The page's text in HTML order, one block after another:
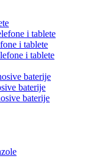
i tablete
i tablete
i tablete
baterije
baterije
baterije